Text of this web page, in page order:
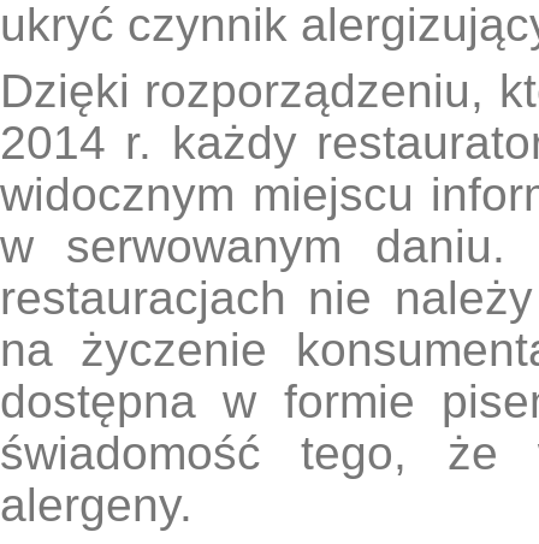
ukryć czynnik
Dzięki rozporządzeniu,
2014 r. każdy
widocznym miejscu
w serwowanym
restauracjach nie
na życzenie
dostępna w formie
świadomość tego,
alergeny.